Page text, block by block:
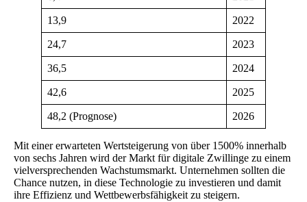
13,9 2022
24,7 2023
36,5 2024
42,6 2025
48,2 (Prognose) 2026
Mit einer erwarteten Wertsteigerung von über 1500% innerhalb
von sechs Jahren wird der Markt für digitale Zwillinge zu einem
vielversprechenden Wachstumsmarkt. Unternehmen sollten die
Chance nutzen, in diese Technologie zu investieren und damit
ihre Effizienz und Wettbewerbsfähigkeit zu steigern.